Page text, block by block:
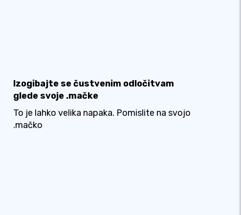
Izogibajte se čustvenim odločitvam
glede svoje .mačke
To je lahko velika napaka. Pomislite na svojo
.mačko